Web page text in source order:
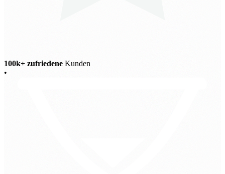
100k+ zufriedene Kunden
•